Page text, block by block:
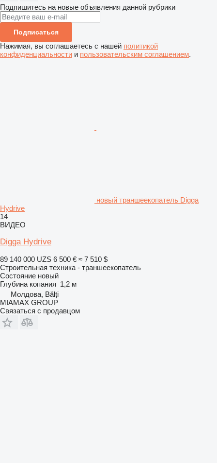
Подпишитесь на новые объявления данной рубрики
Подписаться
Нажимая, вы соглашаетесь с нашей политикой
конфиденциальности и пользовательским соглашением.
новый траншеекопатель Digga
Hydrive
14
ВИДЕО
Digga Hydrive
89 140 000 UZS 6 500 € ≈ 7 510 $
Строительная техника - траншеекопатель
Состояние новый
Глубина копания 1,2 м
Молдова, Bălți
MIAMAX GROUP
Связаться с продавцом